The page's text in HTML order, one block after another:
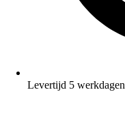
Levertijd 5 werkdagen